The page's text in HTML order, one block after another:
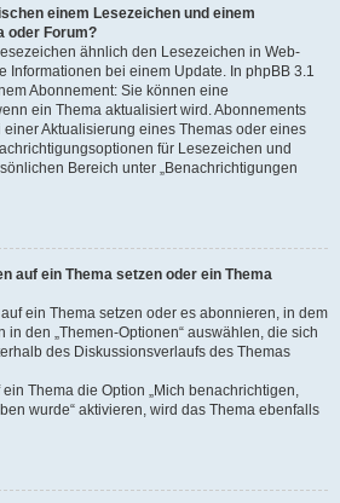
einem Lesezeichen und einem
oder Forum?
ähnlich den Lesezeichen in Web-
Informationen bei einem Update. In phpBB 3.1
Abonnement: Sie können eine
ein Thema aktualisiert wird. Abonnements
Aktualisierung eines Themas oder eines
für Lesezeichen und
Bereich unter „Benachrichtigungen
auf ein Thema setzen oder ein Thema
ein Thema setzen oder es abonnieren, in dem
den „Themen-Optionen“ auswählen, die sich
des Diskussionsverlaufs des Themas
Thema die Option „Mich benachrichtigen,
wurde“ aktivieren, wird das Thema ebenfalls